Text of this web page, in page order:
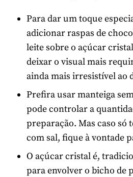
Para dar um toque
adicionar raspas de
leite sobre o açúcar
deixar o visual mais
ainda mais irresistível ao
Prefira usar manteiga
pode controlar a
preparação. Mas caso só
com sal, fique à vontade
O açúcar cristal é,
para envolver o bicho de